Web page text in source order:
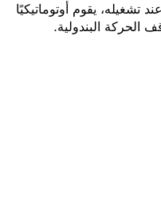
يقوم أوتوماتيكيًا
الحركة البندولية.